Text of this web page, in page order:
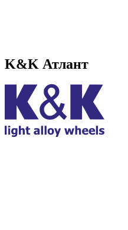
K&K Атлант